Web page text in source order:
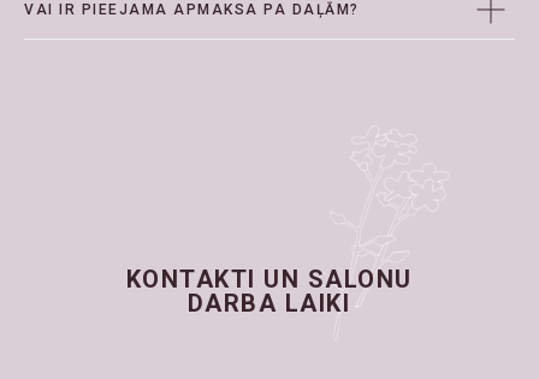
VAI IR PIEEJAMA APMAKSA PA DAĻĀM?
KONTAKTI UN SALONU
DARBA LAIKI